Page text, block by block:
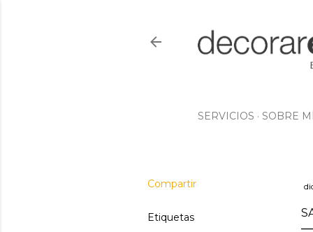
SERVICIOS SOBRE MÍ
Compartir
Etiquetas